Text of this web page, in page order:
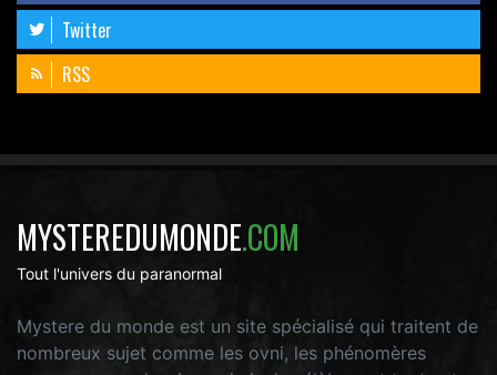
Twitter
RSS
MYSTEREDUMONDE.COM
Tout l'univers du paranormal
Mystere du monde est un site spécialisé qui traitent de
nombreux sujet comme les ovni, les phénomères